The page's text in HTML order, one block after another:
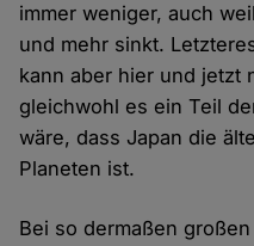
immer weniger, auch
und mehr sinkt.
kann aber hier und jetzt
gleichwohl es ein Teil
wäre, dass Japan die
Planeten ist.
Bei so dermaßen